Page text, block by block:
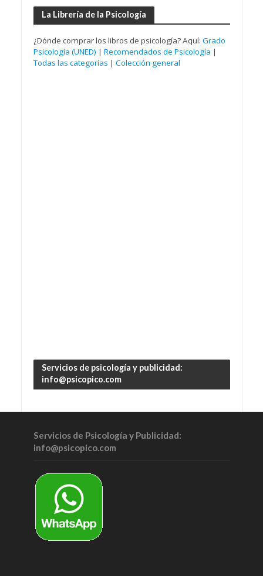
La Librería de la Psicología
¿Dónde comprar los libros de psicología? Aquí: Grado
Psicología (UNED) | Recomendados de Psicología |
Todas las categorías | Colección general
Servicios de psicología y publicidad:
info@psicopico.com
Servicios de Psicología y Publicidad:
info@psicopico.com